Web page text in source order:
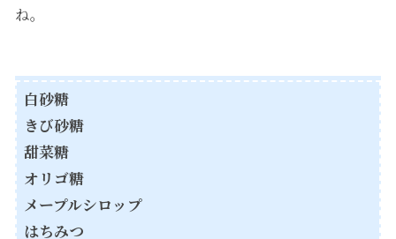
ね。
白砂糖
きび砂糖
甜菜糖
オリゴ糖
メープルシロップ
はちみつ